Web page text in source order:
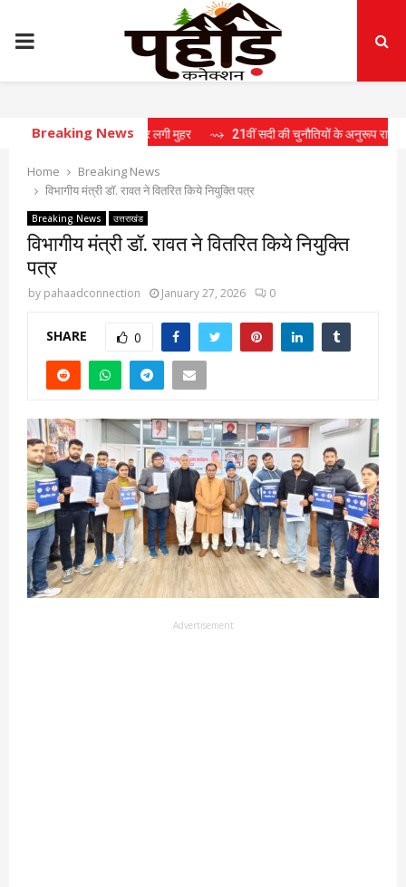
PRIMARY
MENU
Breaking News
15 प्रस्तावों पर लगी मुहर ⇝ 21वीं सदी की चुनौतियों के अनुरूप राष्ट्र निर्माण के लिए
Home
Breaking News
विभागीय मंत्री डॉ. रावत ने वितरित किये नियुक्ति पत्र
Breaking News उत्तराखंड
विभागीय मंत्री डॉ. रावत ने वितरित किये नियुक्ति
पत्र
by pahaadconnection January 27, 2026 0
SHARE 0
Advertisement